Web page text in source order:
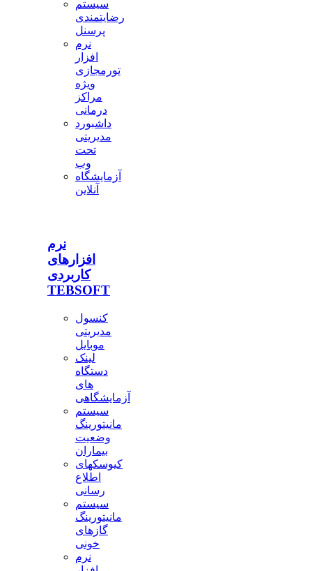
سیستم
رضایتمندی
پرسنل
نرم
افزار
تورمجازی
ویژه
مراکز
درمانی
داشبورد
مدیریتی
تحت
وب
آزمایشگاه
آنلاین
نرم
افزارهای
کاربردی
TEBSOFT
کنسول
مدیریتی
موبایل
لینک
دستگاه
های
آزمایشگاهی
سیستم
مانیتورینگ
وضعیت
بیماران
کیوسکهای
اطلاع
رسانی
سیستم
مانیتورینگ
گازهای
خونی
نرم